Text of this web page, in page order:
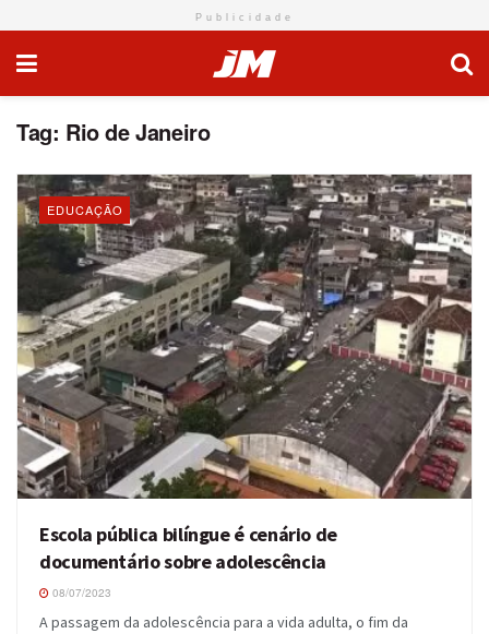
Publicidade
Tag: Rio de Janeiro
EDUCAÇÃO
Escola pública bilíngue é cenário de
documentário sobre adolescência
08/07/2023
A passagem da adolescência para a vida adulta, o fim da